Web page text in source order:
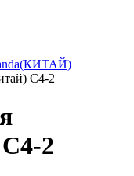
C4-2
2